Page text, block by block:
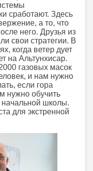
сработают. Здесь
а то, что
него. Друзья из
свои стратегии. В
когда ветер дует
на Альтунхисар.
газовых масок
и нам нужно
если гора
нужно обучить
начальной школы.
для экстренной